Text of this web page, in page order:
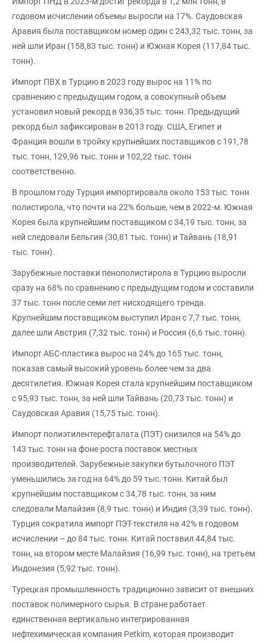
годовом исчислении объемы выросли на 17%. Саудовская
Аравия была поставщиком номер один с 243,32 тыс. тонн, за
ней шли Иран (158,83 тыс. тонн) и Южная Корея (117,84 тыс.
тонн).
Импорт ПВХ в Турцию в 2023 году вырос на 11% по
сравнению с предыдущим годом, а совокупный объем
установил новый рекорд в 936,35 тыс. тонн. Предыдущий
рекорд был зафиксирован в 2013 году. США, Египет и
Франция вошли в тройку крупнейших поставщиков с 191,78
тыс. тонн, 129,96 тыс. тонн и 102,22 тыс. тонн
соответственно.
В прошлом году Турция импортировала около 153 тыс. тонн
полистирола, что почти на 22% больше, чем в 2022-м. Южная
Корея была крупнейшим поставщиком с 34,19 тыс. тонн, за
ней следовали Бельгия (30,81 тыс. тонн) и Тайвань (18,91
тыс. тонн).
Зарубежные поставки пенополистирола в Турцию выросли
сразу на 68% по сравнению с предыдущим годом и составили
37 тыс. тонн после семи лет нисходящего тренда.
Крупнейшим поставщиком выступил Иран с 7,7 тыс. тонн,
далее шли Австрия (7,32 тыс. тонн) и Россия (6,6 тыс. тонн).
Импорт АБС-пластика вырос на 24% до 165 тыс. тонн,
показав самый высокий уровень более чем за два
десятилетия. Южная Корея стала крупнейшим поставщиком
с 95,93 тыс. тонн, за ней шли Тайвань (20,73 тыс. тонн) и
Саудовская Аравия (15,75 тыс. тонн).
Импорт полиэтилентерефталата (ПЭТ) снизился на 54% до
143 тыс. тонн на фоне роста поставок местных
производителей. Зарубежные закупки бутылочного ПЭТ
уменьшились за год на 64% до 59 тыс. тонн. Китай был
крупнейшим поставщиком с 34,78 тыс. тонн, за ним
следовали Малайзия (8,9 тыс. тонн) и Индия (3,39 тыс. тонн).
Турция сократила импорт ПЭТ-текстиля на 42% в годовом
исчислении – до 84 тыс. тонн. Китай поставил 44,84 тыс.
тонн, на втором месте Малайзия (16,99 тыс. тонн), на третьем
Индонезия (5,92 тыс. тонн).
Турецкая промышленность традиционно зависит от внешних
поставок полимерного сырья. В стране работает
единственная вертикально интегрированная
нефтехимическая компания Petkim, которая производит